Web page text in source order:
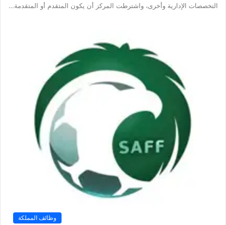
التخصصات الإدارية وأخرى، واشترطت المركز أن يكون المتقدم أو المتقدمة…
وظائف المملكة